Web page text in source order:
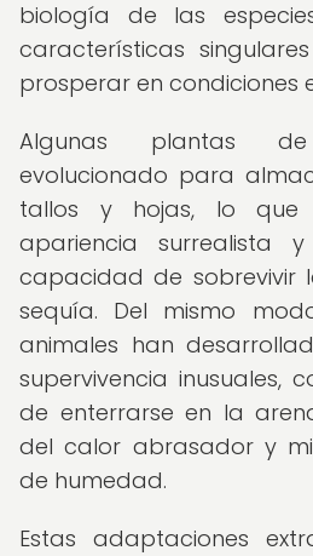
biología de las
características
prosperar en condiciones
Algunas plantas
evolucionado para
tallos y hojas, lo que
apariencia
capacidad de sobrevivir
sequía. Del mismo
animales han
supervivencia inusuales,
de enterrarse en la
del calor abrasador y
de humedad.
Estas adaptaciones